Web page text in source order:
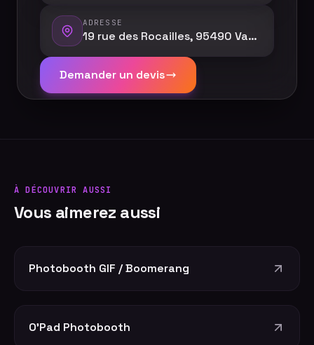
ADRESSE
19 rue des Rocailles, 95490 Vauréal
Demander un devis
À DÉCOUVRIR AUSSI
Vous aimerez aussi
Photobooth GIF / Boomerang
O'Pad Photobooth